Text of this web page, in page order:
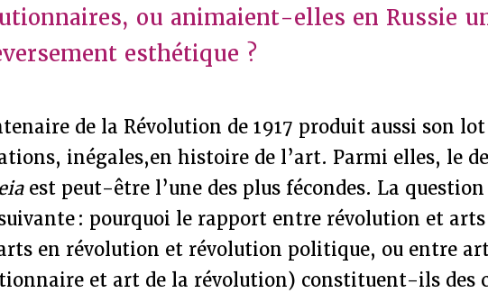
ou animaient-elles en Russie
esthétique ?
de la Révolution de 1917 produit aussi son lot
inégales,en histoire de l’art. Parmi elles, le
est peut-être l’une des plus fécondes. La question
: pourquoi le rapport entre révolution et
en révolution et révolution politique, ou entre
et art de la révolution) constituent-ils des